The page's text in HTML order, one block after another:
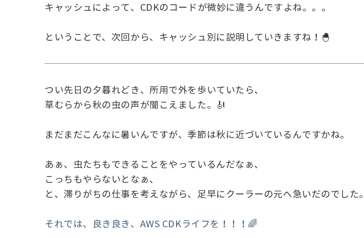
キャッシュによって、CDKのコードが微妙に違うんですよね。。。
ということで、次回から、キャッシュ別に説明していきますね！🐣
つい先日の夕暮れどき、所用で外を歩いていたら、
草むらから秋の虫の声が聞こえました。🎻
まだまだこんなに暑いんですが、季節は秋に近づいているんですかね。
あぁ、虫たちもできることをやっているんだなぁ、
こっちもやらないとなぁ、
と、滞りがちの仕事を考えながら、足早にクーラーの元へ急いだのでした。
それでは、良き良き、AWS CDKライフを！！！🌈